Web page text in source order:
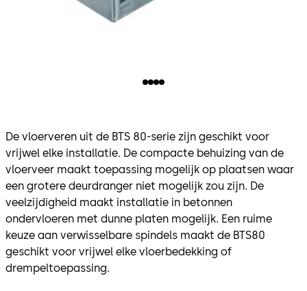
De vloerveren uit de BTS 80-serie zijn geschikt voor
vrijwel elke installatie. De compacte behuizing van de
vloerveer maakt toepassing mogelijk op plaatsen waar
een grotere deurdranger niet mogelijk zou zijn. De
veelzijdigheid maakt installatie in betonnen
ondervloeren met dunne platen mogelijk. Een ruime
keuze aan verwisselbare spindels maakt de BTS80
geschikt voor vrijwel elke vloerbedekking of
drempeltoepassing.